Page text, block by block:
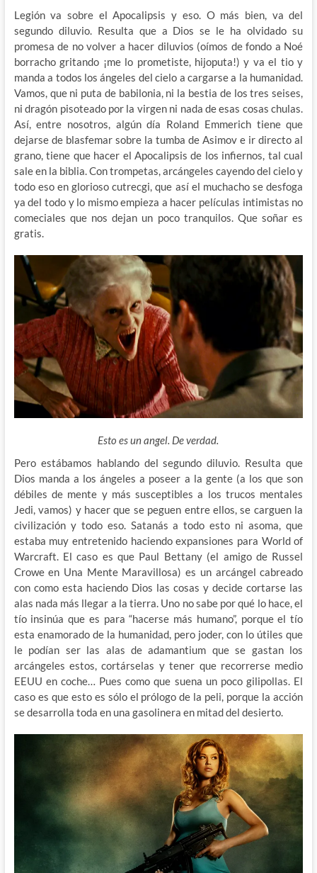
Legión va sobre el Apocalipsis y eso. O más bien, va del
segundo diluvio. Resulta que a Dios se le ha olvidado su
promesa de no volver a hacer diluvios (oímos de fondo a Noé
borracho gritando ¡me lo prometiste, hijoputa!) y va el tio y
manda a todos los ángeles del cielo a cargarse a la humanidad.
Vamos, que ni puta de babilonia, ni la bestia de los tres seises,
ni dragón pisoteado por la virgen ni nada de esas cosas chulas.
Así, entre nosotros, algún día Roland Emmerich tiene que
dejarse de blasfemar sobre la tumba de Asimov e ir directo al
grano, tiene que hacer el Apocalipsis de los infiernos, tal cual
sale en la biblia. Con trompetas, arcángeles cayendo del cielo y
todo eso en glorioso cutrecgi, que así el muchacho se desfoga
ya del todo y lo mismo empieza a hacer películas intimistas no
comeciales que nos dejan un poco tranquilos. Que soñar es
gratis.
Esto es un angel. De verdad.
Pero estábamos hablando del segundo diluvio. Resulta que
Dios manda a los ángeles a poseer a la gente (a los que son
débiles de mente y más susceptibles a los trucos mentales
Jedi, vamos) y hacer que se peguen entre ellos, se carguen la
civilización y todo eso. Satanás a todo esto ni asoma, que
estaba muy entretenido haciendo expansiones para World of
Warcraft. El caso es que Paul Bettany (el amigo de Russel
Crowe en Una Mente Maravillosa) es un arcángel cabreado
con como esta haciendo Dios las cosas y decide cortarse las
alas nada más llegar a la tierra. Uno no sabe por qué lo hace, el
tío insinúa que es para “hacerse más humano”, porque el tío
esta enamorado de la humanidad, pero joder, con lo útiles que
le podían ser las alas de adamantium que se gastan los
arcángeles estos, cortárselas y tener que recorrerse medio
EEUU en coche… Pues como que suena un poco gilipollas. El
caso es que esto es sólo el prólogo de la peli, porque la acción
se desarrolla toda en una gasolinera en mitad del desierto.